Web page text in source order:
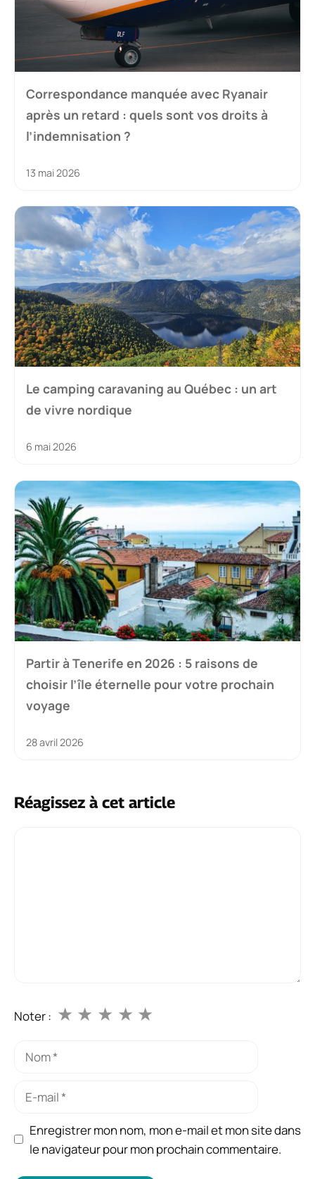
Correspondance manquée avec Ryanair
après un retard : quels sont vos droits à
l’indemnisation ?
13 mai 2026
Le camping caravaning au Québec : un art
de vivre nordique
6 mai 2026
Partir à Tenerife en 2026 : 5 raisons de
choisir l’île éternelle pour votre prochain
voyage
28 avril 2026
Réagissez à cet article
Noter : ★
★
★
★
★
Nom
Enregistrer mon nom, mon e-mail et mon site dans
le navigateur pour mon prochain commentaire.